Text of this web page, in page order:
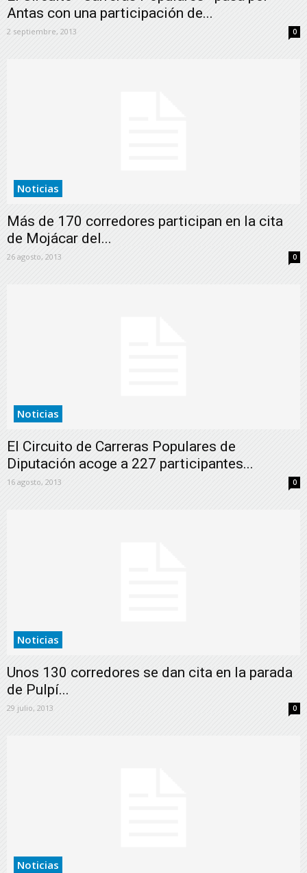
Antas con una participación de...
2 septiembre, 2013 0
Noticias
Más de 170 corredores participan en la cita
de Mojácar del...
26 agosto, 2013 0
Noticias
El Circuito de Carreras Populares de
Diputación acoge a 227 participantes...
16 agosto, 2013 0
Noticias
Unos 130 corredores se dan cita en la parada
de Pulpí...
29 julio, 2013 0
Noticias